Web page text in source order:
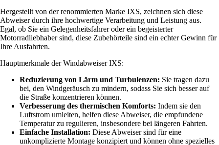
Hergestellt von der renommierten Marke IXS, zeichnen sich diese
Abweiser durch ihre hochwertige Verarbeitung und Leistung aus.
Egal, ob Sie ein Gelegenheitsfahrer oder ein begeisterter
Motorradliebhaber sind, diese Zubehörteile sind ein echter Gewinn für
Ihre Ausfahrten.
Hauptmerkmale der Windabweiser IXS:
Reduzierung von Lärm und Turbulenzen: Sie tragen dazu
bei, den Windgeräusch zu mindern, sodass Sie sich besser auf
die Straße konzentrieren können.
Verbesserung des thermischen Komforts: Indem sie den
Luftstrom umleiten, helfen diese Abweiser, die empfundene
Temperatur zu regulieren, insbesondere bei längeren Fahrten.
Einfache Installation: Diese Abweiser sind für eine
unkomplizierte Montage konzipiert und können ohne spezielles